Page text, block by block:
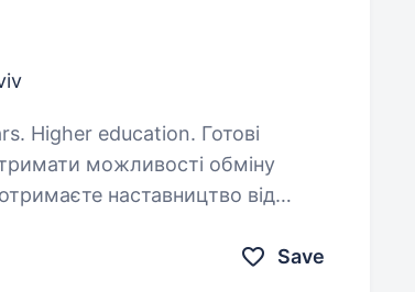
education. Готові
можливості обміну
наставництво від
Save